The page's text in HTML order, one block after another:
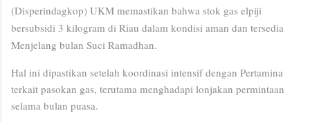
(Disperindagkop) UKM memastikan bahwa stok gas elpiji
bersubsidi 3 kilogram di Riau dalam kondisi aman dan tersedia
Menjelang bulan Suci Ramadhan.
Hal ini dipastikan setelah koordinasi intensif dengan Pertamina
terkait pasokan gas, terutama menghadapi lonjakan permintaan
selama bulan puasa.